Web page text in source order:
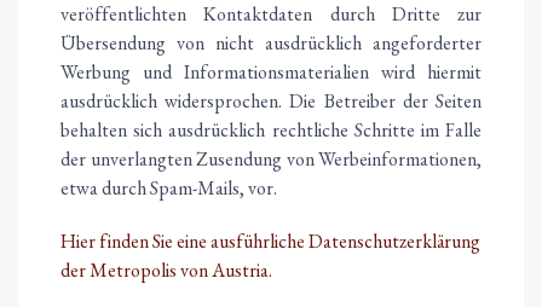
veröffentlichten Kontaktdaten durch Dritte zur
Übersendung von nicht ausdrücklich angeforderter
Werbung und Informationsmaterialien wird hiermit
ausdrücklich widersprochen. Die Betreiber der Seiten
behalten sich ausdrücklich rechtliche Schritte im Falle
der unverlangten Zusendung von Werbeinformationen,
etwa durch Spam-Mails, vor.
Hier finden Sie eine ausführliche Datenschutzerklärung
der Metropolis von Austria.